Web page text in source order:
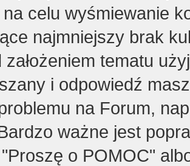
celu wyśmiewanie
najmniejszy brak
założeniem tematu
i odpowiedź
na Forum,
ważne jest
o POMOC"